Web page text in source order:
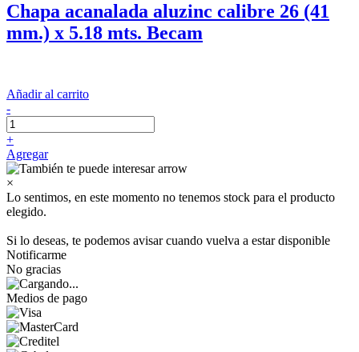
Chapa acanalada aluzinc calibre 26 (41
mm.) x 5.18 mts. Becam
Añadir al carrito
-
+
Agregar
×
Lo sentimos, en este momento no tenemos stock para el producto
elegido.
Si lo deseas, te podemos avisar cuando vuelva a estar disponible
Notificarme
No gracias
Medios de pago